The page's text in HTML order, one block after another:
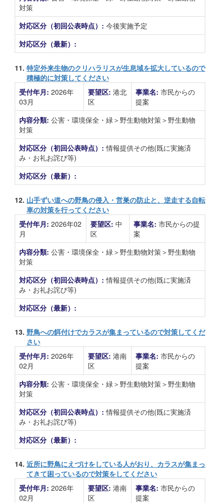
対策
対応区分（初回公表時点）: 今後実施予定
対応区分（最新）:
11. 特定外来生物のクリハラリスが生息域を拡大しているので
積極的に対策してください
受付年月: 2026年
03月
要望区: 港北
区
事業名: 市民からの
提案
内容分類: 公害・環境保全・緑＞野生動物対策＞野生動物
対策
対応区分（初回公表時点）:情報提供その他(既に実施済
み・お礼お詫び等)
対応区分（最新）:
12. 山手ずい道への野鳥の侵入・営巣の防止と、逆走する自転
車の対策を行ってください
受付年月: 2026年02
月
要望区: 中
区
事業名: 市民からの提
案
内容分類: 公害・環境保全・緑＞野生動物対策＞野生動物
対策
対応区分（初回公表時点）:情報提供その他(既に実施済
み・お礼お詫び等)
対応区分（最新）:
13. 野鳥への餌付けでカラスが集まっているので対策してくだ
さい
受付年月: 2026年
02月
要望区: 港南
区
事業名: 市民からの
提案
内容分類: 公害・環境保全・緑＞野生動物対策＞野生動物
対策
対応区分（初回公表時点）:情報提供その他(既に実施済
み・お礼お詫び等)
対応区分（最新）:
14. 近所に野鳥にえづけをしている人がおり、カラスが集まっ
てきて困っているので対策をしてください
受付年月: 2026年
02月
要望区: 港南
区
事業名: 市民からの
提案